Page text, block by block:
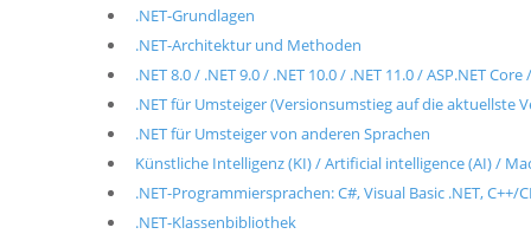
.NET-Grundlagen
.NET-Architektur und Methoden
.NET 8.0 / .NET 9.0 / .NET 10.0 / .NET 11.0 / ASP.NET
.NET für Umsteiger (Versionsumstieg auf die aktuellste
.NET für Umsteiger von anderen Sprachen
Künstliche Intelligenz (KI) / Artificial intelligence (AI) /
.NET-Programmiersprachen: C#, Visual Basic .NET, C++/
.NET-Klassenbibliothek